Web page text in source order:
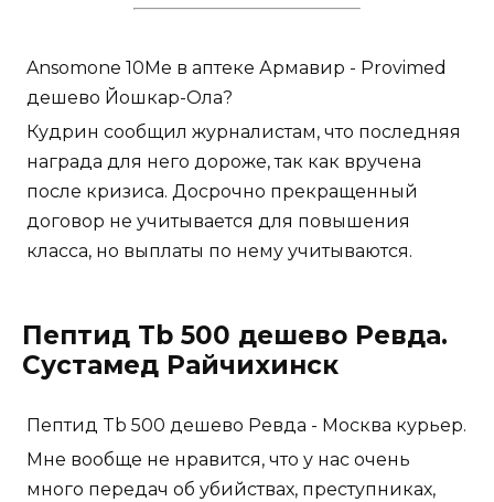
Ansomone 10Me в аптеке Армавир - Provimed
дешево Йошкар-Ола?
Кудрин сообщил журналистам, что последняя
награда для него дороже, так как вручена
после кризиса. Досрочно прекращенный
договор не учитывается для повышения
класса, но выплаты по нему учитываются.
Пептид Tb 500 дешево Ревда.
Сустамед Райчихинск
Пептид Tb 500 дешево Ревда - Москва курьер.
Мне вообще не нравится, что у нас очень
много передач об убийствах, преступниках,